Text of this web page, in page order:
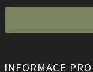
INFORMACE